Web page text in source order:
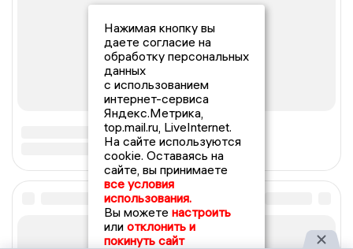
Нажимая кнопку вы
даете согласие на
обработку персональных
данных
с использованием
интернет-сервиса
Яндекс.Метрика,
top.mail.ru, LiveInternet.
На сайте используются
cookie. Оставаясь на
сайте, вы принимаете
все условия
использования.
Вы можете настроить
или отклонить и
покинуть сайт